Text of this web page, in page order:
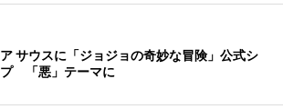
サウスに「ジョジョの奇妙な冒険」公式シ
プ 「悪」テーマに